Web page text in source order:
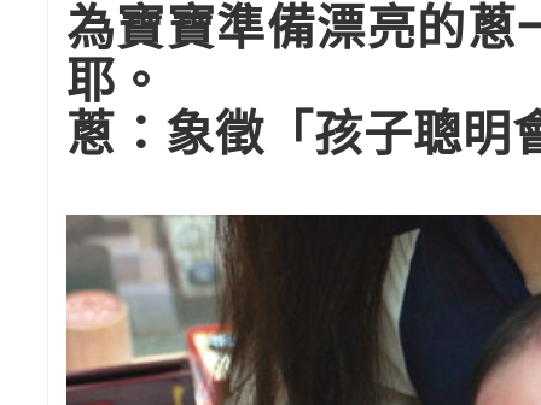
為寶寶準備漂亮的蔥
耶。
蔥：象徵「孩子聰明